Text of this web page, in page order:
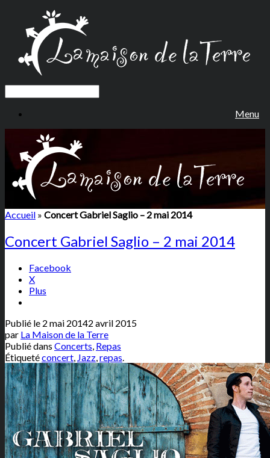
Menu
Accueil » Concert Gabriel Saglio – 2 mai 2014
Concert Gabriel Saglio – 2 mai 2014
Facebook
X
Plus
Publié le 2 mai 20142 avril 2015
par La Maison de la Terre
Publié dans Concerts, Repas
Étiquetéconcert, Jazz,repas.